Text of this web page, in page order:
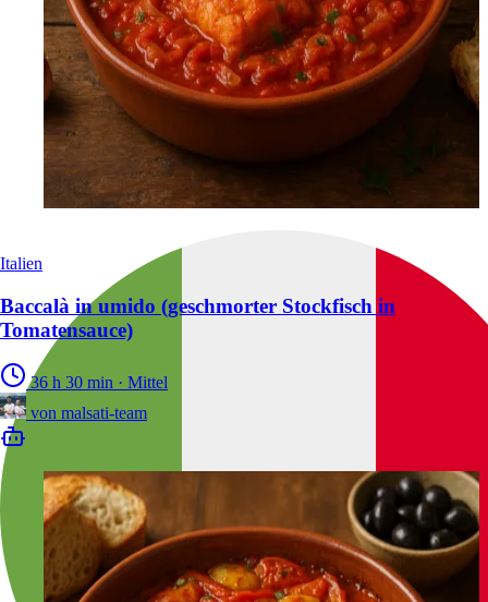
Italien
Baccalà in umido (geschmorter Stockfisch in
Tomatensauce)
36 h 30 min · Mittel
von malsati-team